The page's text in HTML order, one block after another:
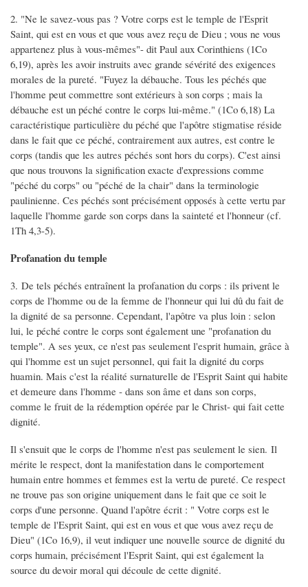
2. "Ne le savez-vous pas ? Votre corps est le temple de l'Esprit
Saint, qui est en vous et que vous avez reçu de Dieu ; vous ne vous
appartenez plus à vous-mêmes"- dit Paul aux Corinthiens (1Co
6,19), après les avoir instruits avec grande sévérité des exigences
morales de la pureté. "Fuyez la débauche. Tous les péchés que
l'homme peut commettre sont extérieurs à son corps ; mais la
débauche est un péché contre le corps lui-même." (1Co 6,18) La
caractéristique particulière du péché que l'apôtre stigmatise réside
dans le fait que ce péché, contrairement aux autres, est contre le
corps (tandis que les autres péchés sont hors du corps). C'est ainsi
que nous trouvons la signification exacte d'expressions comme
"péché du corps" ou "péché de la chair" dans la terminologie
paulinienne. Ces péchés sont précisément opposés à cette vertu par
laquelle l'homme garde son corps dans la sainteté et l'honneur (cf.
1Th 4,3-5).
Profanation du temple
3. De tels péchés entraînent la profanation du corps : ils privent le
corps de l'homme ou de la femme de l'honneur qui lui dû du fait de
la dignité de sa personne. Cependant, l'apôtre va plus loin : selon
lui, le péché contre le corps sont également une "profanation du
temple". A ses yeux, ce n'est pas seulement l'esprit humain, grâce à
qui l'homme est un sujet personnel, qui fait la dignité du corps
huamin. Mais c'est la réalité surnaturelle de l'Esprit Saint qui habite
et demeure dans l'homme - dans son âme et dans son corps,
comme le fruit de la rédemption opérée par le Christ- qui fait cette
dignité.
Il s'ensuit que le corps de l'homme n'est pas seulement le sien. Il
mérite le respect, dont la manifestation dans le comportement
humain entre hommes et femmes est la vertu de pureté. Ce respect
ne trouve pas son origine uniquement dans le fait que ce soit le
corps d'une personne. Quand l'apôtre écrit : " Votre corps est le
temple de l'Esprit Saint, qui est en vous et que vous avez reçu de
Dieu" (1Co 16,9), il veut indiquer une nouvelle source de dignité du
corps humain, précisément l'Esprit Saint, qui est également la
source du devoir moral qui découle de cette dignité.